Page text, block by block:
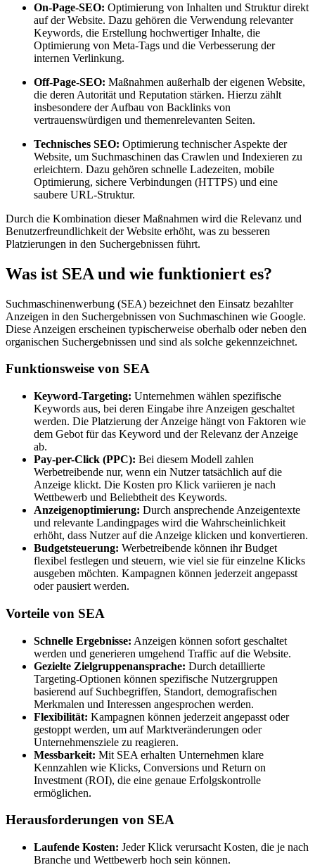
On-Page-SEO: Optimierung von Inhalten und Struktur direkt
auf der Website. Dazu gehören die Verwendung relevanter
Keywords, die Erstellung hochwertiger Inhalte, die
Optimierung von Meta-Tags und die Verbesserung der
internen Verlinkung.
Off-Page-SEO: Maßnahmen außerhalb der eigenen Website,
die deren Autorität und Reputation stärken. Hierzu zählt
insbesondere der Aufbau von Backlinks von
vertrauenswürdigen und themenrelevanten Seiten.
Technisches SEO: Optimierung technischer Aspekte der
Website, um Suchmaschinen das Crawlen und Indexieren zu
erleichtern. Dazu gehören schnelle Ladezeiten, mobile
Optimierung, sichere Verbindungen (HTTPS) und eine
saubere URL-Struktur.
Durch die Kombination dieser Maßnahmen wird die Relevanz und
Benutzerfreundlichkeit der Website erhöht, was zu besseren
Platzierungen in den Suchergebnissen führt.
Was ist SEA und wie funktioniert es?
Suchmaschinenwerbung (SEA) bezeichnet den Einsatz bezahlter
Anzeigen in den Suchergebnissen von Suchmaschinen wie Google.
Diese Anzeigen erscheinen typischerweise oberhalb oder neben den
organischen Suchergebnissen und sind als solche gekennzeichnet.
Funktionsweise von SEA
Keyword-Targeting: Unternehmen wählen spezifische
Keywords aus, bei deren Eingabe ihre Anzeigen geschaltet
werden. Die Platzierung der Anzeige hängt von Faktoren wie
dem Gebot für das Keyword und der Relevanz der Anzeige
ab.
Pay-per-Click (PPC): Bei diesem Modell zahlen
Werbetreibende nur, wenn ein Nutzer tatsächlich auf die
Anzeige klickt. Die Kosten pro Klick variieren je nach
Wettbewerb und Beliebtheit des Keywords.
Anzeigenoptimierung: Durch ansprechende Anzeigentexte
und relevante Landingpages wird die Wahrscheinlichkeit
erhöht, dass Nutzer auf die Anzeige klicken und konvertieren.
Budgetsteuerung: Werbetreibende können ihr Budget
flexibel festlegen und steuern, wie viel sie für einzelne Klicks
ausgeben möchten. Kampagnen können jederzeit angepasst
oder pausiert werden.
Vorteile von SEA
Schnelle Ergebnisse: Anzeigen können sofort geschaltet
werden und generieren umgehend Traffic auf die Website.
Gezielte Zielgruppenansprache: Durch detaillierte
Targeting-Optionen können spezifische Nutzergruppen
basierend auf Suchbegriffen, Standort, demografischen
Merkmalen und Interessen angesprochen werden.
Flexibilität: Kampagnen können jederzeit angepasst oder
gestoppt werden, um auf Marktveränderungen oder
Unternehmensziele zu reagieren.
Messbarkeit: Mit SEA erhalten Unternehmen klare
Kennzahlen wie Klicks, Conversions und Return on
Investment (ROI), die eine genaue Erfolgskontrolle
ermöglichen.
Herausforderungen von SEA
Laufende Kosten: Jeder Klick verursacht Kosten, die je nach
Branche und Wettbewerb hoch sein können.